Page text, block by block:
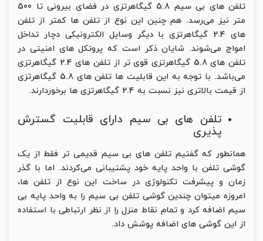
تلفن های بی سیم 5.8 گیگاهرتزی در فضای بیرونی تا 500
متر نیز می‌رسد. هم چنین این نوع از تلفن ها کمتر از تلفن
های 2.4 گیگاهرتزی با دیگر وسایل الکترونیکی دچار تداخل
امواج می‌شوند. شایان ذکر است که پروتکل های امنیتی در
تلفن های 5.8 گیگاهرتزی قوی تر از تلفن های 2.4 گیگاهرتزی
می‌باشد. با توجه به این قابلیت ها تلفن های 5.8 گیگاهرتزی
از قیمت بالاتری نیز نسبت به 2.4 گیگاهرتزی ها برخوردارند.
تلفن های بی سیم دارای قابلیت گسترش
پذیری
همانطور که گفتیم تلفن های بی سیم قدیمی تر فقط از یک
گوشی تلفن با واحد پایه خود پشتیبانی می‌کردند. اما با گذر
زمان و پیشرفت تکنولوژی در ساخت این نوع از تلفن ها،
امروزه میتوان چندین گوشی تلفن بی سیم را به واحد پایه بی
سیم اضافه کرد و تمام نقاط منزل را از نظر ارتباطی با استفاده
از این گوشی های اضافه پوشش داد.